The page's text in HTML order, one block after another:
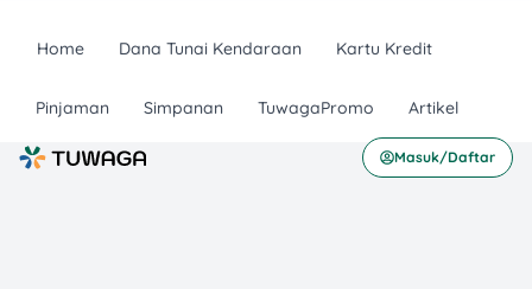
Home Dana Tunai Kendaraan Kartu Kredit
Pinjaman Simpanan TuwagaPromo Artikel
Masuk/Daftar